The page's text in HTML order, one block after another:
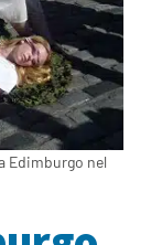
Edimburgo nel